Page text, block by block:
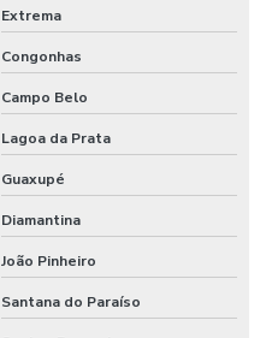
Extrema
Congonhas
Campo Belo
Lagoa da Prata
Guaxupé
Diamantina
João Pinheiro
Santana do Paraíso